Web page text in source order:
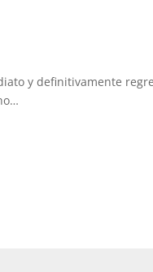
y definitivamente